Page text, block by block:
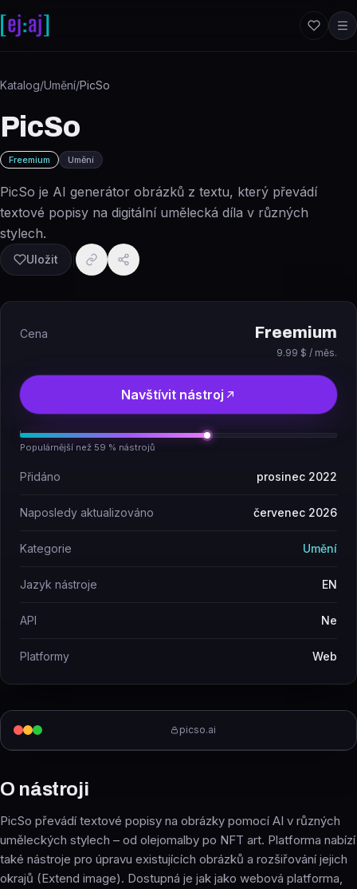
Katalog/Umění/PicSo
PicSo
Freemium Umění
PicSo je AI generátor obrázků z textu, který převádí
textové popisy na digitální umělecká díla v různých
stylech.
Uložit
picso.ai
O nástroji
PicSo převádí textové popisy na obrázky pomocí AI v různých
uměleckých stylech – od olejomalby po NFT art. Platforma nabízí
také nástroje pro úpravu existujících obrázků a rozšiřování jejich
okrajů (Extend image). Dostupná je jak jako webová platforma,
Cena Freemium
9.99 $ / měs.
Navštívit nástroj
Populárnější než 59 % nástrojů
Přidáno prosinec 2022
Naposledy aktualizováno červenec 2026
Kategorie Umění
Jazyk nástroje EN
API Ne
Platformy Web